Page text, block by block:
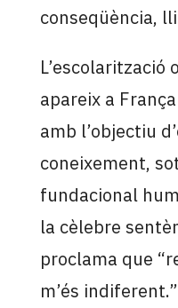
conseqüència,
apareix a
amb l’objectiu
coneixement,
fundacional
la cèlebre
proclama que
m’és